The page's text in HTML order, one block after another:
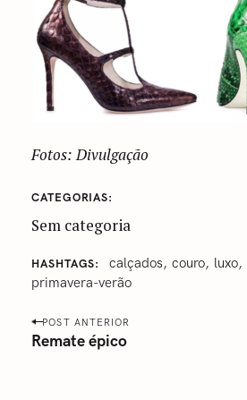
Fotos: Divulgação
CATEGORIAS
Sem categoria
HASHTAGS ‎calçados ‎couro ‎luxo‬
primavera-verão
P
o
POST ANTERIOR
Remate épico